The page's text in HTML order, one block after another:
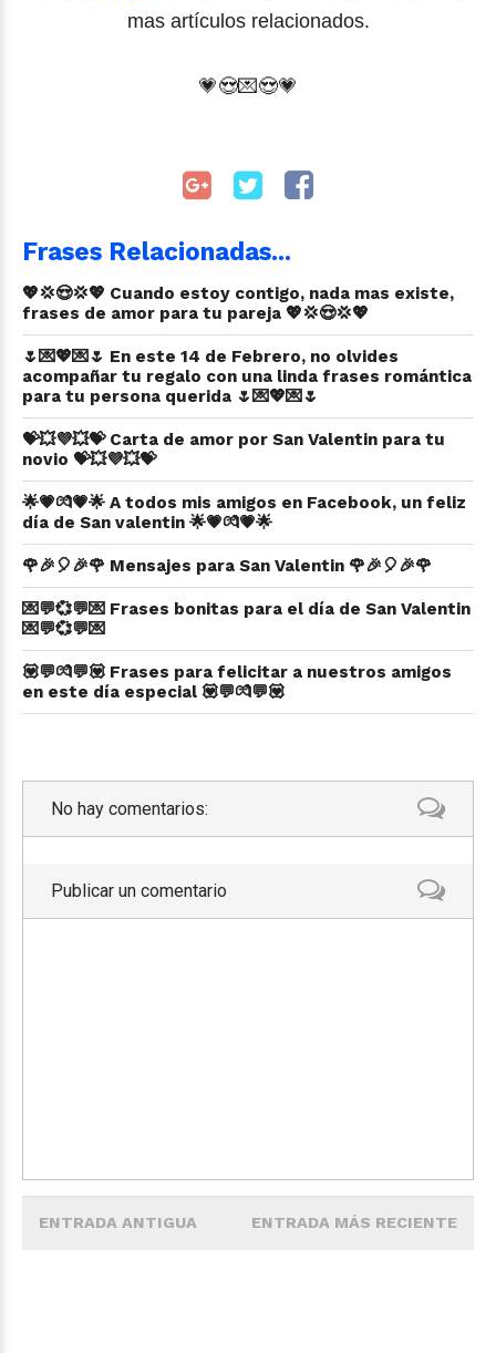
mas artículos relacionados.
💗😍💌😍💗
Frases Relacionadas...
💖💢😍💢💖 Cuando estoy contigo, nada mas existe,
frases de amor para tu pareja 💖💢😍💢💖
🌷💌💖💌🌷 En este 14 de Febrero, no olvides
acompañar tu regalo con una linda frases romántica
para tu persona querida 🌷💌💖💌🌷
💝💥💜💥💝 Carta de amor por San Valentin para tu
novio 💝💥💜💥💝
🌟💗💏💗🌟 A todos mis amigos en Facebook, un feliz
día de San valentin 🌟💗💏💗🌟
🌹🎉🎈🎉🌹 Mensajes para San Valentin 🌹🎉🎈🎉🌹
💌💬💞💬💌 Frases bonitas para el día de San Valentin
💌💬💞💬💌
💟💬💏💬💟 Frases para felicitar a nuestros amigos
en este día especial 💟💬💏💬💟
No hay comentarios:
Publicar un comentario
ENTRADA MÁS RECIENTE
ENTRADA ANTIGUA